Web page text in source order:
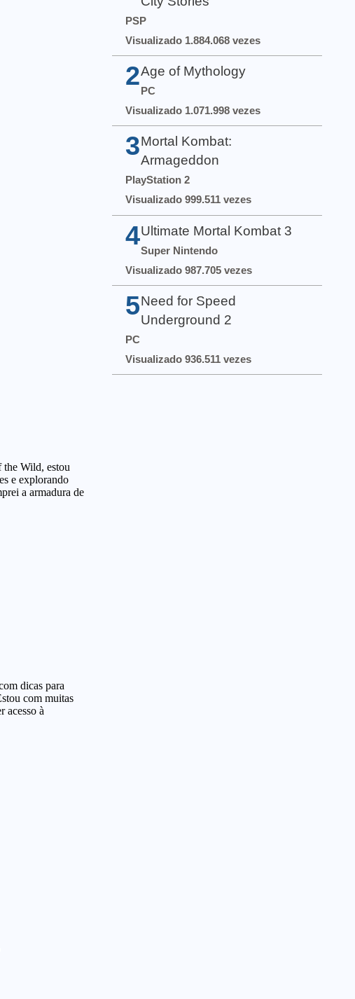
PSP
Visualizado 1.884.068 vezes
2Age of Mythology
PC
Visualizado 1.071.998 vezes
3 Mortal Kombat:
Armageddon
PlayStation 2
Visualizado 999.511 vezes
4 Ultimate Mortal Kombat 3
Super Nintendo
Visualizado 987.705 vezes
5 Need for Speed
Underground 2
PC
Visualizado 936.511 vezes